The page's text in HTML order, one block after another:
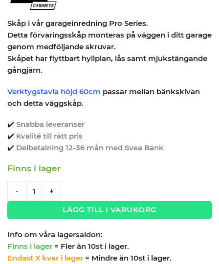
Skåp i vår garageinredning Pro Series.
Detta förvaringsskåp monteras på väggen i ditt garage
genom medföljande skruvar.
Skåpet har flyttbart hyllplan, lås samt mjukstängande
gångjärn.
Verktygstavla höjd 60cm passar mellan bänkskivan
och detta väggskåp.
✔️ Snabba leveranser
✔️ Kvalité till rätt pris
✔️ Delbetalning 12-36 mån med Svea Bank
Finns i lager
- +
LÄGG TILL I VARUKORG
Info om våra lagersaldon:
Finns i lager = Fler än 10st i lager.
Endast X kvar i lager = Mindre än 10st i lager.